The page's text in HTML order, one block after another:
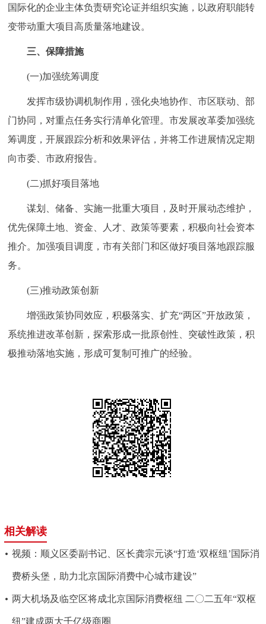
国际化的企业主体负责研究论证并组织实施，以政府职能转
变带动重大项目高质量落地建设。
三、保障措施
(一)加强统筹调度
发挥市级协调机制作用，强化央地协作、市区联动、部
门协同，对重点任务实行清单化管理。市发展改革委加强统
筹调度，开展跟踪分析和效果评估，并将工作进展情况定期
向市委、市政府报告。
(二)抓好项目落地
谋划、储备、实施一批重大项目，及时开展动态维护，
优先保障土地、资金、人才、政策等要素，积极向社会资本
推介。加强项目调度，市有关部门和区做好项目落地跟踪服
务。
(三)推动政策创新
增强政策协同效应，积极落实、扩充“两区”开放政策，
系统推进改革创新，探索形成一批原创性、突破性政策，积
极推动落地实施，形成可复制可推广的经验。
相关解读
视频：顺义区委副书记、区长龚宗元谈“打造‘双枢纽’国际消
费桥头堡，助力北京国际消费中心城市建设”
两大机场及临空区将成北京国际消费枢纽 二〇二五年“双枢
纽”建成两大千亿级商圈